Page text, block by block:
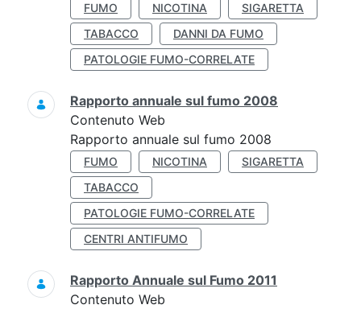
FUMO NICOTINA
SIGARETTA
TABACCO
DANNI DA FUMO
PATOLOGIE FUMO-CORRELATE
Rapporto annuale sul fumo 2008
Contenuto Web
Rapporto annuale sul fumo 2008
FUMO NICOTINA
SIGARETTA
TABACCO
PATOLOGIE FUMO-CORRELATE
CENTRI ANTIFUMO
Rapporto Annuale sul Fumo 2011
Contenuto Web